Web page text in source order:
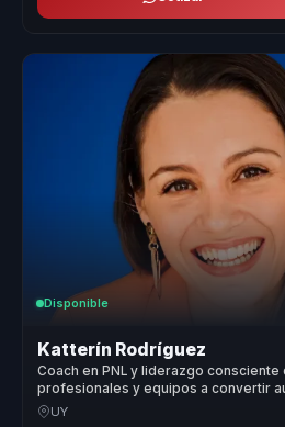
Disponible
Katterín Rodríguez
Coach en PNL y liderazgo consciente
profesionales y equipos a convertir
marca personal, compromiso y
UY